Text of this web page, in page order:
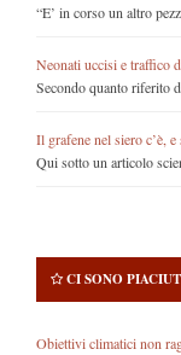
“E’ in corso un altro
Neonati uccisi e traffico
Secondo quanto riferito
Il grafene nel siero c’è,
Qui sotto un articolo
CI SONO
Obiettivi climatici non